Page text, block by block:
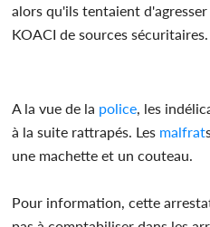
alors qu'ils tentaient
KOACI de sources sécuritaires.
A la vue de la police, les
à la suite rattrapés. Les malfrat
une machette et un couteau.
Pour information, cette